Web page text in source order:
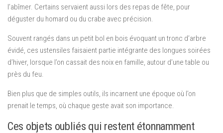
l’abîmer. Certains servaient aussi lors des repas de fête, pour
déguster du homard ou du crabe avec précision.
Souvent rangés dans un petit bol en bois évoquant un tronc d’arbre
évidé, ces ustensiles faisaient partie intégrante des longues soirées
d’hiver, lorsque l’on cassait des noix en famille, autour d’une table ou
près du feu.
Bien plus que de simples outils, ils incarnent une époque où l’on
prenait le temps, où chaque geste avait son importance.
Ces objets oubliés qui restent étonnamment